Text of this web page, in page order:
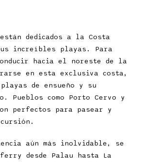
dedicados a la Costa
increíbles playas. Para
hacia el noreste de la
en esta exclusiva costa,
de ensueño y su
Pueblos como Porto Cervo y
perfectos para pasear y
aún más inolvidable, se
desde Palau hasta La